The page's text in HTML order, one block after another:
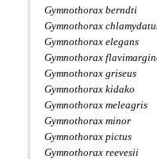
Gymnothorax berndti
Gymnothorax
Gymnothorax elegans
Gymnothorax
Gymnothorax griseus
Gymnothorax kidako
Gymnothorax meleagris
Gymnothorax minor
Gymnothorax pictus
Gymnothorax reevesii